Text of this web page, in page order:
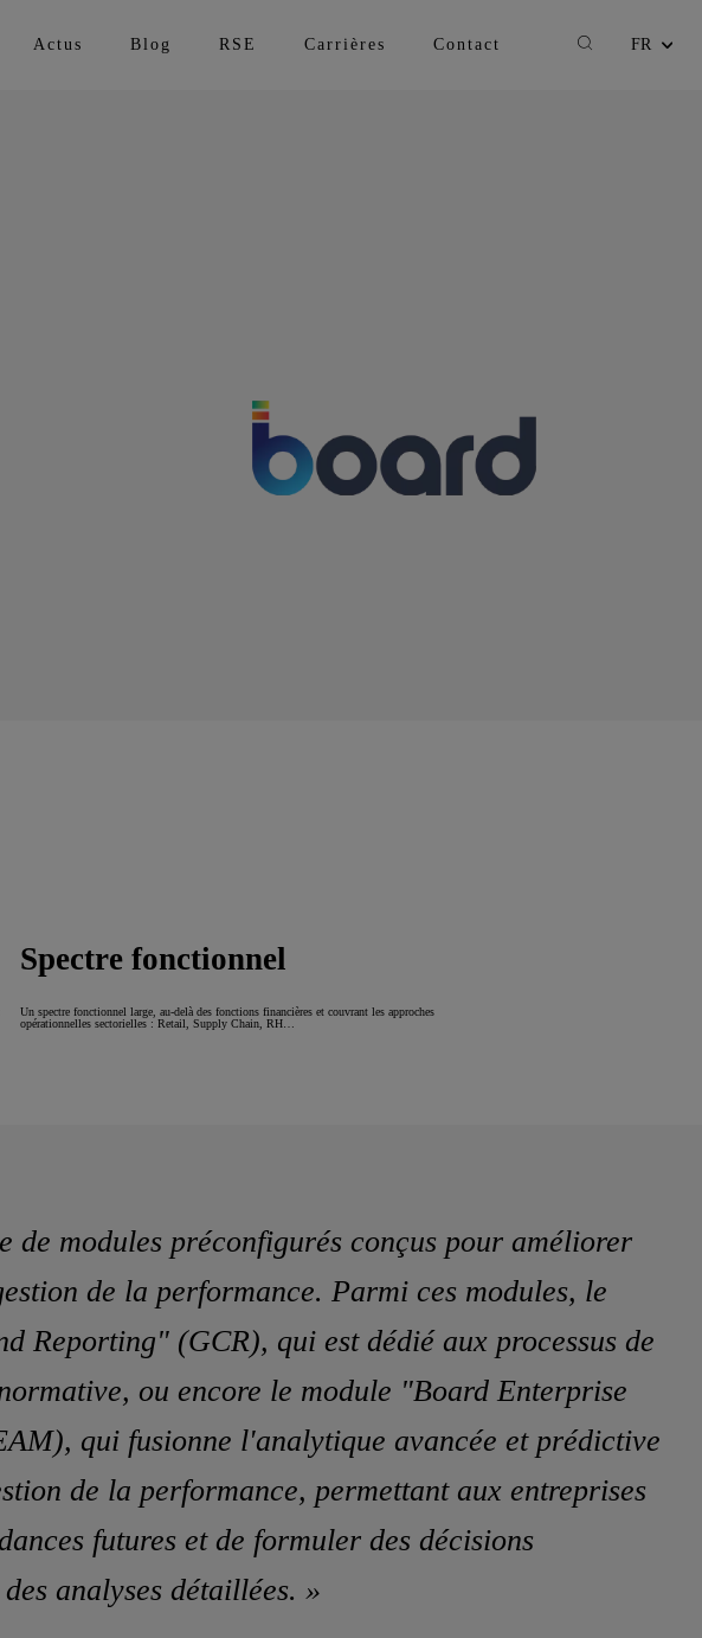
Actus Blog RSE Carrières Contact Recherche
Changer la
FR
Spectre fonctionnel
Un spectre fonctionnel large, au-delà des fonctions financières et couvrant les approches
opérationnelles sectorielles : Retail, Supply Chain, RH…
de modules préconfigurés conçus pour améliorer
de la performance. Parmi ces modules, le
Reporting" (GCR), qui est dédié aux processus de
ou encore le module "Board Enterprise
qui fusionne l'analytique avancée et prédictive
de la performance, permettant aux entreprises
futures et de formuler des décisions
analyses détaillées. »